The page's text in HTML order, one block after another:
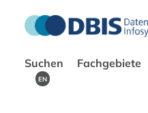
Suchen Fachgebiete
EN